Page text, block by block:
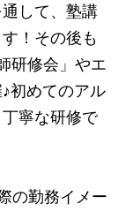
して、塾講
！その後も
研修会」やエ
♪初めてのアル
寧な研修で
の勤務イメー